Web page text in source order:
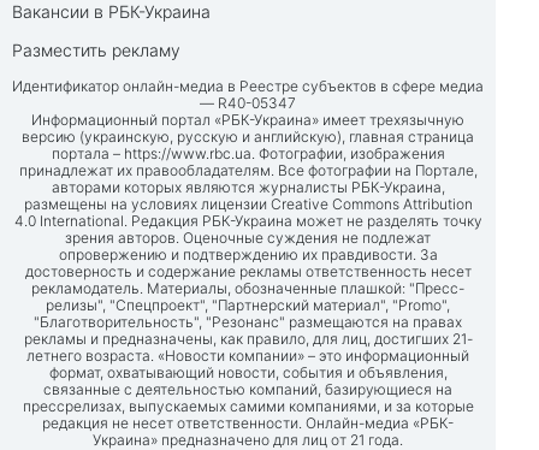
Вакансии в РБК-Украина
Разместить рекламу
Идентификатор онлайн-медиа в Реестре субъектов в сфере медиа
— R40-05347
Информационный портал «РБК-Украина» имеет трехязычную
версию (украинскую, русскую и английскую), главная страница
портала – https://www.rbc.ua. Фотографии, изображения
принадлежат их правообладателям. Все фотографии на Портале,
авторами которых являются журналисты РБК-Украина,
размещены на условиях лицензии Creative Commons Attribution
4.0 International. Редакция РБК-Украина может не разделять точку
зрения авторов. Оценочные суждения не подлежат
опровержению и подтверждению их правдивости. За
достоверность и содержание рекламы ответственность несет
рекламодатель. Материалы, обозначенные плашкой: "Пресс-
релизы", "Спецпроект", "Партнерский материал", "Promo",
"Благотворительность", "Резонанс" размещаются на правах
рекламы и предназначены, как правило, для лиц, достигших 21-
летнего возраста. «Новости компании» – это информационный
формат, охватывающий новости, события и объявления,
связанные с деятельностью компаний, базирующиеся на
прессрелизах, выпускаемых самими компаниями, и за которые
редакция не несет ответственности. Онлайн-медиа «РБК-
Украина» предназначено для лиц от 21 года.